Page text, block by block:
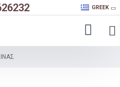
GREEK